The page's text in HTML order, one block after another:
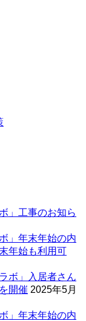
」工事のお知ら
」年末年始の内
年始も利用可
ボ」入居者さん
開催 2025年5月
」年末年始の内